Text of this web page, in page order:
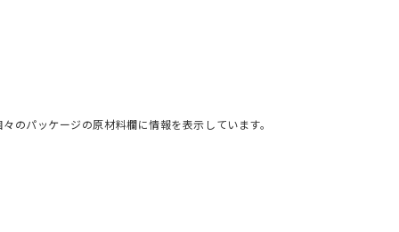
のパッケージの原材料欄に情報を表示しています。